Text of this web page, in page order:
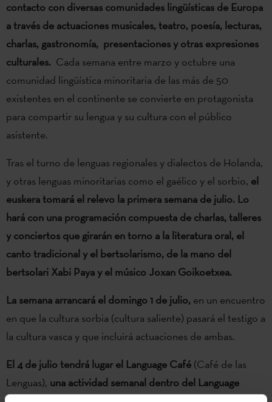
contacto con diversas comunidades lingüísticas de Europa
a través de actuaciones musicales, teatro, poesía, lecturas,
charlas, gastronomía, presentaciones y otras expresiones
culturales. Cada semana entre marzo y octubre una
comunidad lingüística minoritaria de las más de 50
existentes en el continente se convierte en protagonista
para compartir su lengua y su cultura con el público
asistente.
Tras el turno de lenguas regionales y dialectos de Holanda,
y otras lenguas minoritarias como el gaélico y el sorbio, el
euskera tomará el relevo la primera semana de julio. Lo
hará con una programación compuesta de charlas, talleres
y conciertos que girarán en torno a la literatura oral, el
canto tradicional y el bertsolarismo, de la mano del
bertsolari Xabi Paya y el músico Joxan Goikoetxea.
La semana arrancará el domingo 1 de julio, en un encuentro
en que la cultura sorbia (cultura saliente) pasará el testigo a
la cultura vasca y que incluirá actuaciones de ambas.
El 4 de julio tendrá lugar el Language Café (Café de las
Lenguas), una actividad semanal dentro del Language